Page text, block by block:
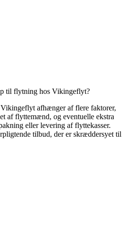
til flytning hos Vikingeflyt?
afhænger af flere faktorer,
af flyttemænd, og eventuelle ekstra
eller levering af flyttekasser.
tilbud, der er skræddersyet til